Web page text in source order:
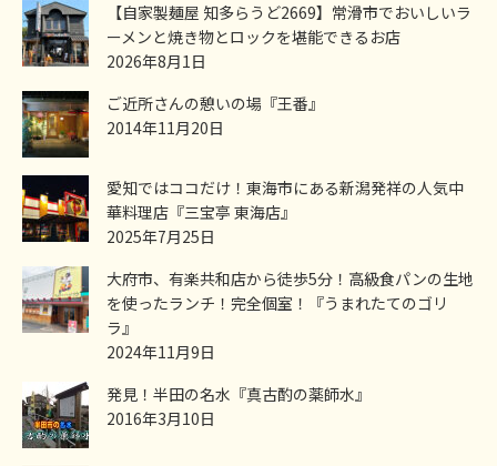
【自家製麺屋 知多らうど2669】常滑市でおいしいラ
ーメンと焼き物とロックを堪能できるお店
2026年8月1日
ご近所さんの憩いの場『王番』
2014年11月20日
愛知ではココだけ！東海市にある新潟発祥の人気中
華料理店『三宝亭 東海店』
2025年7月25日
大府市、有楽共和店から徒歩5分！高級食パンの生地
を使ったランチ！完全個室！『うまれたてのゴリ
ラ』
2024年11月9日
発見！半田の名水『真古酌の薬師水』
2016年3月10日